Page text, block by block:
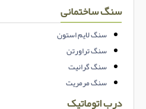
سنگ ساختمانی
سنگ لایم استون
سنگ تراورتن
سنگ گرانیت
سنگ مرمریت
درب اتوماتیک